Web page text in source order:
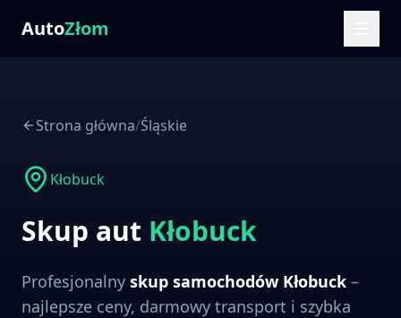
AutoZłom
Strona główna/Śląskie
Kłobuck
Skup aut Kłobuck
Profesjonalny skup samochodów Kłobuck –
najlepsze ceny, darmowy transport i szybka